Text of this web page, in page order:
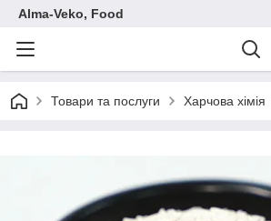
Аlma-Veko, Food
Товари та послуги Харчова хімія